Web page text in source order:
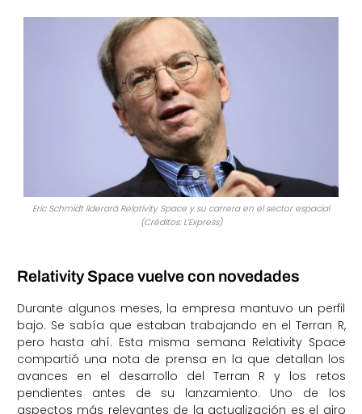
Eric Schmidt liderará Relativity Space y su carrera en el sector espacial
(Créditos: L’Express)
Relativity Space vuelve con novedades
Durante algunos meses, la empresa mantuvo un perfil
bajo. Se sabía que estaban trabajando en el Terran R,
pero hasta ahí. Esta misma semana Relativity Space
compartió una nota de prensa en la que detallan los
avances en el desarrollo del Terran R y los retos
pendientes antes de su lanzamiento. Uno de los
aspectos más relevantes de la actualización es el giro